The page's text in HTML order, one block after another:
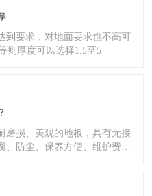
到要求，对地面要求也不高可
则厚度可以选择1.5至5
磨损、美观的地板，具有无接
、防尘、保养方便、维护费用